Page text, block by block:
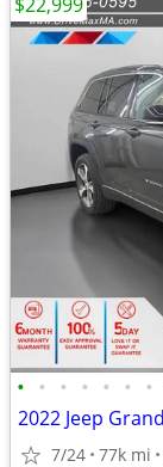
• • • • • • •
2022 Jeep
7/24 77k mi